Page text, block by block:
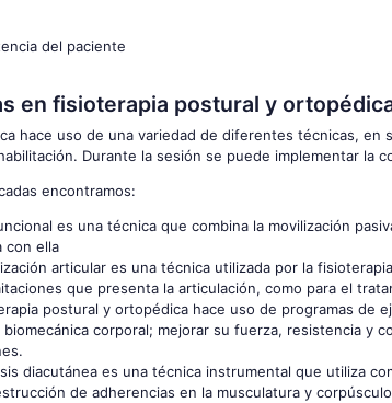
del paciente
en fisioterapia postural y
hace uso de una variedad de diferentes técnicas, en
Durante la sesión se puede implementar la
encontramos:
es una técnica que combina la movilización
con ella
articular es una técnica utilizada por la
que presenta la articulación, como para el
postural y ortopédica hace uso de programas de
corporal; mejorar su fuerza, resistencia y
diacutánea es una técnica instrumental que utiliza
de adherencias en la musculatura y